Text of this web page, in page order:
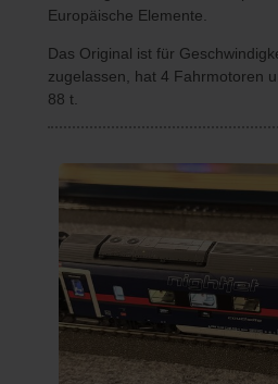
Europäische Elemente.
Das Original ist für
zugelassen, hat 4 Fahrmotoren
88 t.